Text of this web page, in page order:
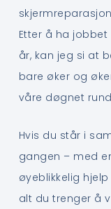
Etter å ha jobbet
år, kan jeg si at
bare øker og
våre døgnet
Hvis du står i
gangen – med
øyeblikkelig
alt du trenger å